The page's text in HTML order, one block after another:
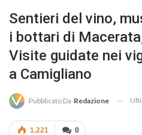
Sentieri del vino,
i bottari di
Visite guidate nei
a Camigliano
Pubblicato Da Redazione
0
1.221